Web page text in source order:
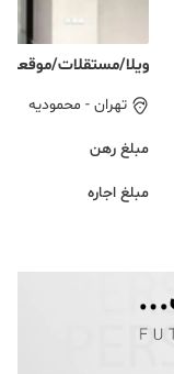
ویلا/مستقلات/
تهران - محمودیه
مبلغ رهن
مبلغ اجاره